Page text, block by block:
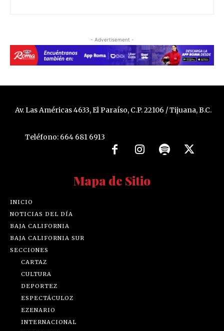
- Advertisement -
Av. Las Américas 4633, El Paraíso, C.P. 22106 / Tijuana, B.C.
Teléfono: 664 681 6913
Mapa de Sitio
INICIO
NOTICIAS DEL DÍA
BAJA CALIFORNIA
BAJA CALIFORNIA SUR
SECCIONES
CARTAZ
CULTURA
DEPORTEZ
ESPECTÁCULOZ
EZENARIO
INTERNACIONAL